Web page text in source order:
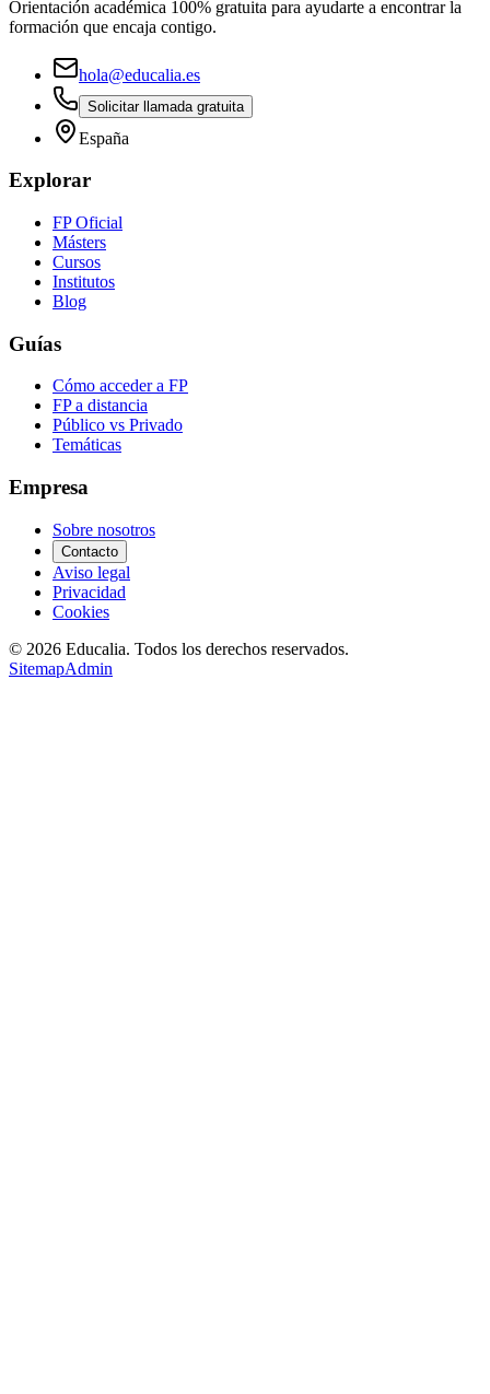
Orientación académica 100% gratuita para ayudarte a encontrar la
formación que encaja contigo.
hola@educalia.es
Solicitar llamada gratuita
España
Explorar
FP Oficial
Másters
Cursos
Institutos
Blog
Guías
Cómo acceder a FP
FP a distancia
Público vs Privado
Temáticas
Empresa
Sobre nosotros
Contacto
Aviso legal
Privacidad
Cookies
© 2026 Educalia. Todos los derechos reservados.
SitemapAdmin